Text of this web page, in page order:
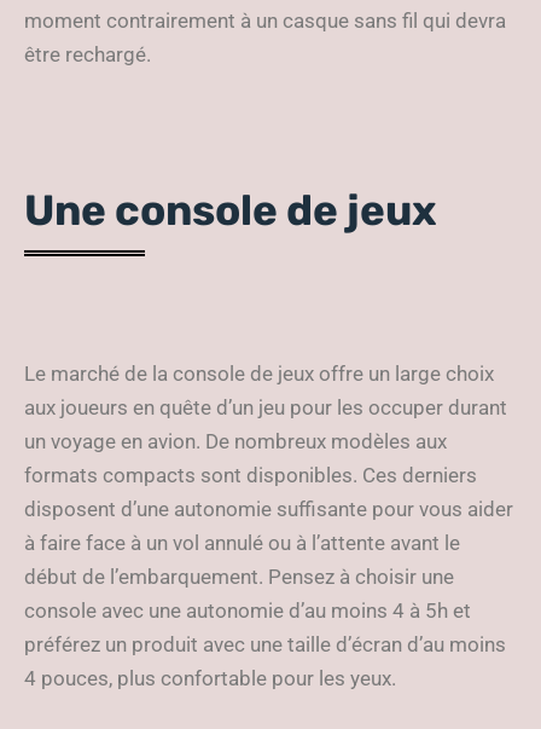
moment contrairement à un casque sans fil qui devra
être rechargé.
Une console de jeux
Le marché de la console de jeux offre un large choix
aux joueurs en quête d’un jeu pour les occuper durant
un voyage en avion. De nombreux modèles aux
formats compacts sont disponibles. Ces derniers
disposent d’une autonomie suffisante pour vous aider
à faire face à un vol annulé ou à l’attente avant le
début de l’embarquement. Pensez à choisir une
console avec une autonomie d’au moins 4 à 5h et
préférez un produit avec une taille d’écran d’au moins
4 pouces, plus confortable pour les yeux.